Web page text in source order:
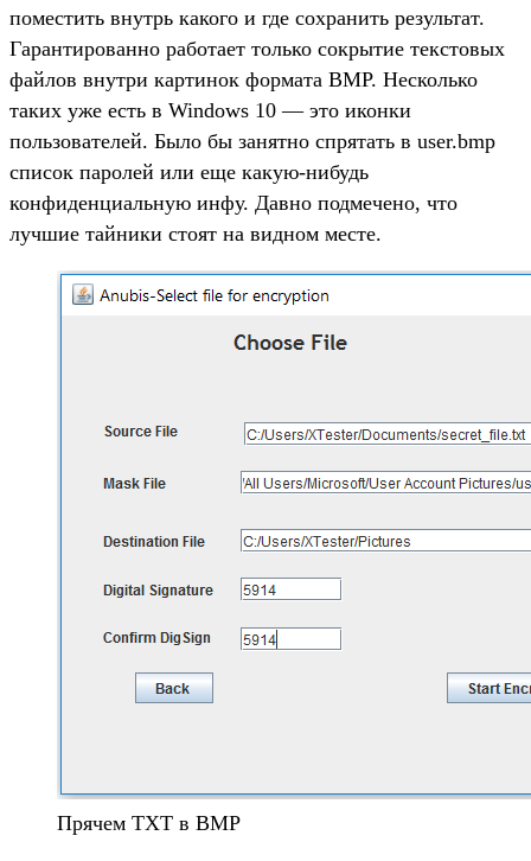
поместить внутрь какого и где сохранить результат.
Гарантированно работает только сокрытие текстовых
файлов внутри картинок формата BMP. Несколько
таких уже есть в Windows 10 — это иконки
пользователей. Было бы занятно спрятать в user.bmp
список паролей или еще какую-нибудь
конфиденциальную инфу. Давно подмечено, что
лучшие тайники стоят на видном месте.
Прячем TXT в BMP